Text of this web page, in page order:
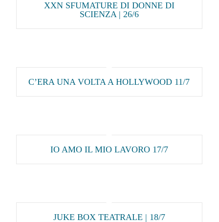
XXN SFUMATURE DI DONNE DI
SCIENZA | 26/6
C’ERA UNA VOLTA A HOLLYWOOD 11/7
IO AMO IL MIO LAVORO 17/7
JUKE BOX TEATRALE | 18/7